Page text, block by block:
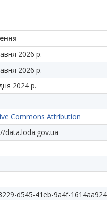
2026 р.
2026 р.
2024 р.
Commons Attribution
data.loda.gov.ua
d545-41eb-9a4f-